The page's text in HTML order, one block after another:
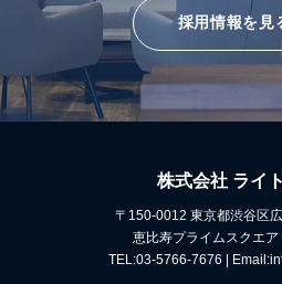
採用情報を見
株式会社 ライ
〒150-0012 東京都渋谷区
恵比寿プライムスクエ
TEL:03-5766-7676 |